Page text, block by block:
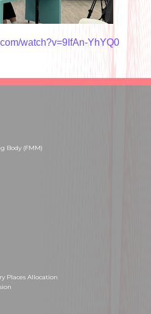
watch?v=9IfAn-YhYQ0
Body (FMM)
Places Allocation